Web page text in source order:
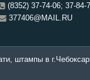
(8352) 37-74-06; 37-84-
377406@MAIL.RU
штампы в